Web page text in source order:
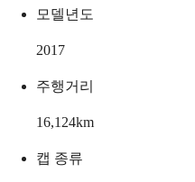
모델년도
2017
주행거리
16,124km
캡 종류